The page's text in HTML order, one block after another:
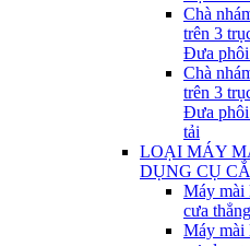
Chà
trên 3
Đưa
Chà
trên 3
Đưa phôi
tải
LOẠI MÁY
DỤNG CỤ
Máy mài
cưa thẳng
Máy mài